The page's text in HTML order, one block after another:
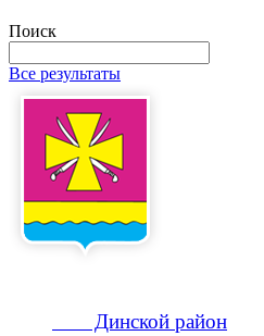
Поиск
Все результаты
Динской район